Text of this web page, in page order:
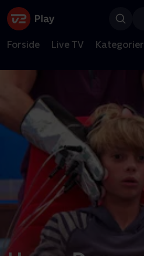
Forside Live TV Kategorier